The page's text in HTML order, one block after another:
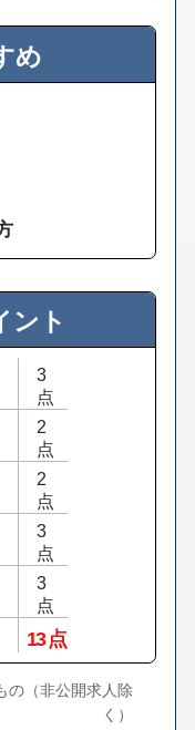
め
ント
3
点
2
点
2
点
3
点
3
点
13 点
の（非公開求人除
く）